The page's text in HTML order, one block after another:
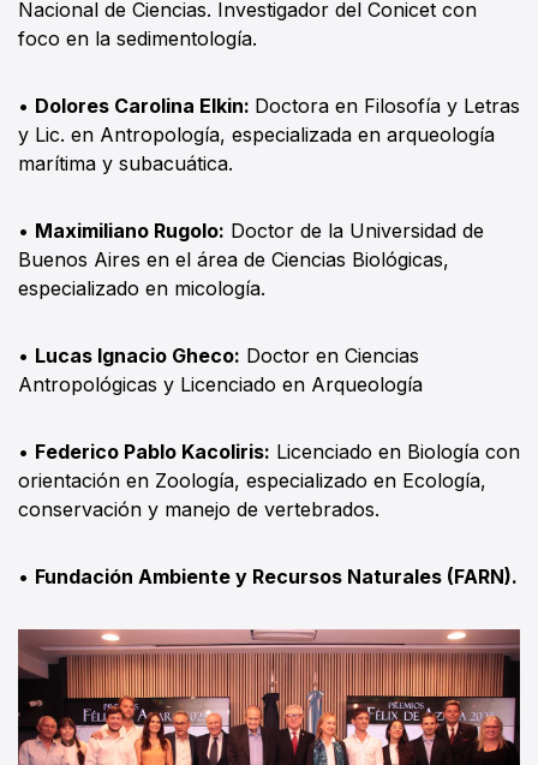
Nacional de Ciencias. Investigador del Conicet con
foco en la sedimentología.
• Dolores Carolina Elkin: Doctora en Filosofía y Letras
y Lic. en Antropología, especializada en arqueología
marítima y subacuática.
• Maximiliano Rugolo: Doctor de la Universidad de
Buenos Aires en el área de Ciencias Biológicas,
especializado en micología.
• Lucas Ignacio Gheco: Doctor en Ciencias
Antropológicas y Licenciado en Arqueología
• Federico Pablo Kacoliris: Licenciado en Biología con
orientación en Zoología, especializado en Ecología,
conservación y manejo de vertebrados.
• Fundación Ambiente y Recursos Naturales (FARN).